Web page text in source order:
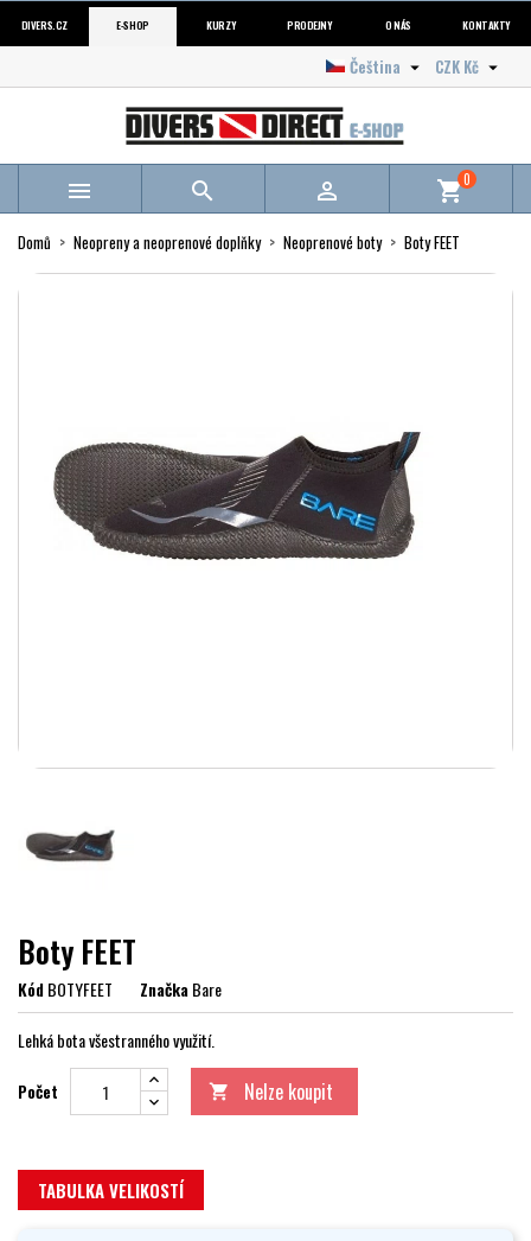
DIVERS.CZ E-SHOP KURZY PRODEJNY O NÁS KONTAKTY
CZK Kč 
Čeština 
   shopping_cart0
Domů Neopreny a neoprenové doplňky Neoprenové boty Boty FEET
Boty FEET
KódBOTYFEET ZnačkaBare
Lehká bota všestranného využití.
Počet  Nelze koupit
TABULKA VELIKOSTÍ